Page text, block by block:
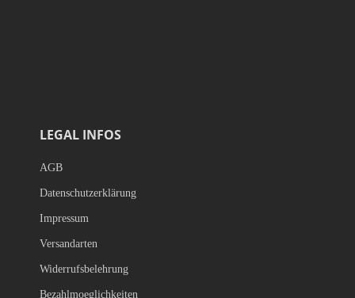
LEGAL INFOS
AGB
Datenschutzerklärung
Impressum
Versandarten
Widerrufsbelehrung
Bezahlmoeglichkeiten